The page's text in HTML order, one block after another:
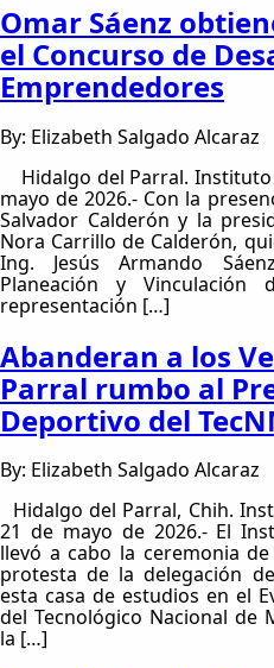
Omar Sáenz
el Concurso de
Emprendedores
By: Elizabeth Salgado Alcaraz
Hidalgo del Parral. Instituto
mayo de 2026.- Con la
Salvador Calderón y la
Nora Carrillo de Calderón,
Ing. Jesús Armando
Planeación y Vinculación
representación […]
Abanderan a los
Parral rumbo al
Deportivo del
By: Elizabeth Salgado Alcaraz
Hidalgo del Parral, Chih.
21 de mayo de 2026.- El
llevó a cabo la ceremonia
protesta de la delegación
esta casa de estudios en el
del Tecnológico Nacional de
la […]